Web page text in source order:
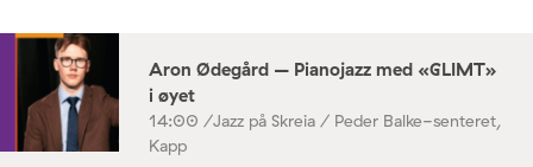
Aron Ødegård – Pianojazz med «GLIMT»
i øyet
14:00 /Jazz på Skreia / Peder Balke-senteret,
Kapp